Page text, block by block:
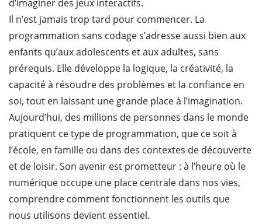
d’imaginer des jeux interactifs.
Il n’est jamais trop tard pour commencer. La
programmation sans codage s’adresse aussi bien aux
enfants qu’aux adolescents et aux adultes, sans
prérequis. Elle développe la logique, la créativité, la
capacité à résoudre des problèmes et la confiance en
soi, tout en laissant une grande place à l’imagination.
Aujourd’hui, des millions de personnes dans le monde
pratiquent ce type de programmation, que ce soit à
l’école, en famille ou dans des contextes de découverte
et de loisir. Son avenir est prometteur : à l’heure où le
numérique occupe une place centrale dans nos vies,
comprendre comment fonctionnent les outils que
nous utilisons devient essentiel.